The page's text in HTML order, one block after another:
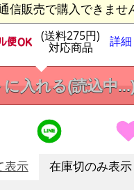
信販売で購入できませ
(送料275円)
対応商品 詳細
に入れる(読込中
表示 在庫切のみ表示